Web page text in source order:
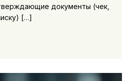
документы (чек,
[…]